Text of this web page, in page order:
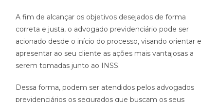
A fim de alcançar os objetivos desejados de forma
correta e justa, o advogado previdenciário pode ser
acionado desde o início do processo, visando orientar e
apresentar ao seu cliente as ações mais vantajosas a
serem tomadas junto ao INSS.
Dessa forma, podem ser atendidos pelos advogados
previdenciários os segurados que buscam os seus